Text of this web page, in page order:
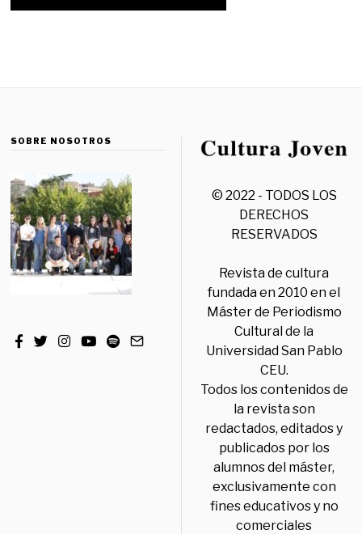
SOBRE NOSOTROS
© 2022 - TODOS LOS
DERECHOS
RESERVADOS
Revista de cultura
fundada en 2010 en el
Máster de Periodismo
Cultural de la
Universidad San Pablo
CEU.
Todos los contenidos de
la revista son
redactados, editados y
publicados por los
alumnos del máster,
exclusivamente con
fines educativos y no
comerciales